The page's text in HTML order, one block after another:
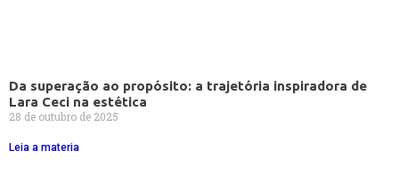
Da superação ao propósito: a trajetória inspiradora de
Lara Ceci na estética
28 de outubro de 2025
Leia a materia